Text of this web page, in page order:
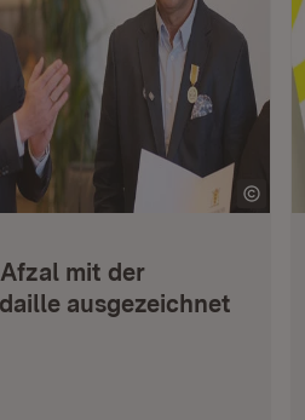
mit der
ausgezeichnet